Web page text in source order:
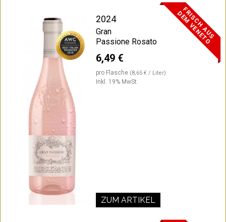
F
R
I
S
C
H
A
U
S
D
E
M
V
E
N
E
T
O
2024
Gran
Passione Rosato
6,49 €
pro Flasche (8,65 € / Liter)
Inkl. 19% MwSt.
ZUM ARTIKEL